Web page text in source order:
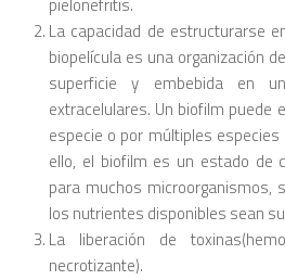
pielonefritis.
La capacidad de estructurarse
biopelícula es una organización
superficie y embebida en
extracelulares. Un biofilm puede
especie o por múltiples
ello, el biofilm es un estado de
para muchos microorganismos,
los nutrientes disponibles sean
La liberación de
necrotizante).